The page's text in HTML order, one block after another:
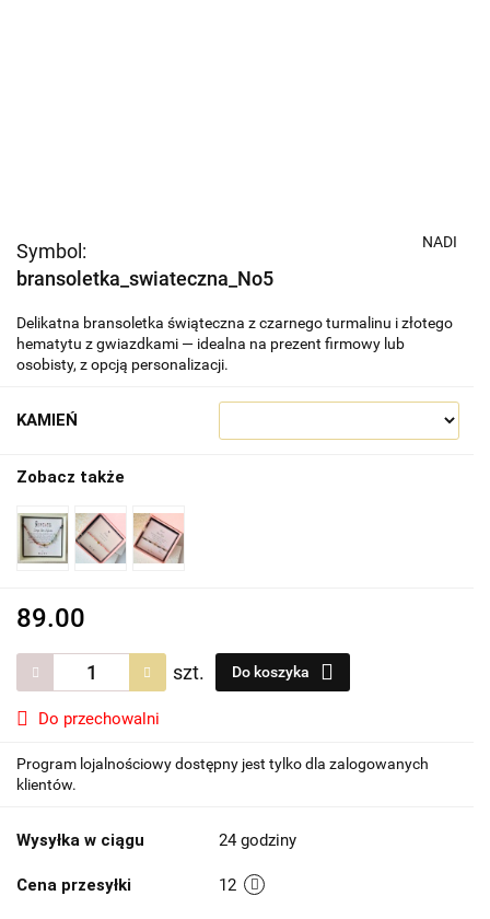
Symbol:
bransoletka_swiateczna_No5
NADI
Delikatna bransoletka świąteczna z czarnego turmalinu i złotego
hematytu z gwiazdkami — idealna na prezent firmowy lub
osobisty, z opcją personalizacji.
KAMIEŃ
Zobacz także
89.00
szt. Do koszyka
Do przechowalni
Program lojalnościowy dostępny jest tylko dla zalogowanych
klientów.
Wysyłka w ciągu 24 godziny
Cena przesyłki 12